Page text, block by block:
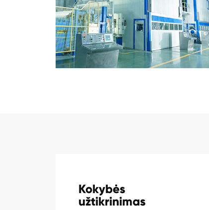
Kokybės
užtikrinimas